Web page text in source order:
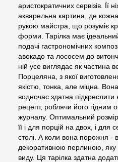
аристократичних сервізів. Її
акварельна картина, де
рукою майстра, що розуміє
форми. Тарілка має
подачі гастрономічних
авокадо та лососем до
ній усе виглядає як частина
Порцеляна, з якої
якістю, тонка, але міцна.
водночас здатна підкреслити
рецепт, роблячи його гідним
журналу. Оптимальний
її і для порцій на двох, і для
столі. А коли вона порожня -
декоративною перлиною, яку
виду. Ця тарілка здатна